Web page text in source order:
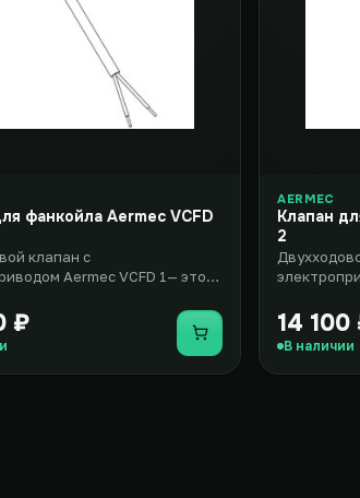
фанкойла Aermec VCFD
клапан с
Aermec VCFD 1— это
₽
Купить
AERMEC
Клапан
2
14 100
В наличии